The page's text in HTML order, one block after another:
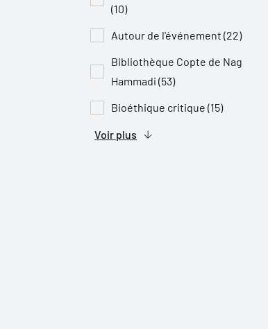
(10)
Autour de l'événement (22)
Bibliothèque Copte de Nag
Hammadi (53)
Bioéthique critique (15)
Voir plus